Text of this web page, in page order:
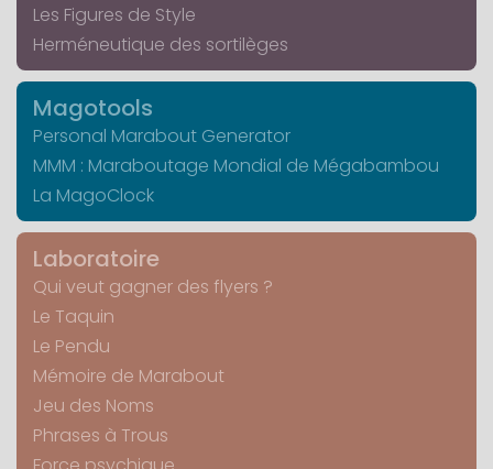
Les Figures de Style
Herméneutique des sortilèges
Magotools
Personal Marabout Generator
MMM : Maraboutage Mondial de Mégabambou
La MagoClock
Laboratoire
Qui veut gagner des flyers ?
Le Taquin
Le Pendu
Mémoire de Marabout
Jeu des Noms
Phrases à Trous